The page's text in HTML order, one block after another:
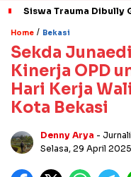
Siswa Trauma Dibully
Home / Bekasi
Sekda
Kinerja OPD
Hari Kerja
Kota Bekasi
Denny Arya -
Selasa, 29 April 2025